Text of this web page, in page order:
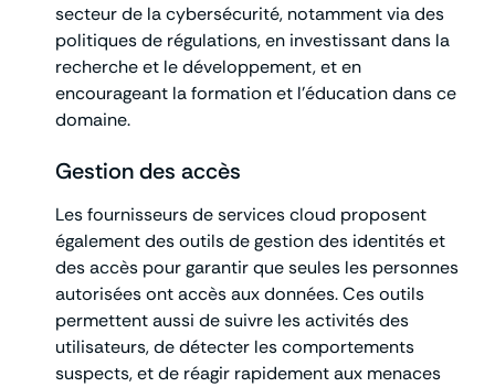
secteur de la cybersécurité, notamment via des
politiques de régulations, en investissant dans la
recherche et le développement, et en
encourageant la formation et l’éducation dans ce
domaine.
Gestion des accès
Les fournisseurs de services cloud proposent
également des outils de gestion des identités et
des accès pour garantir que seules les personnes
autorisées ont accès aux données. Ces outils
permettent aussi de suivre les activités des
utilisateurs, de détecter les comportements
suspects, et de réagir rapidement aux menaces